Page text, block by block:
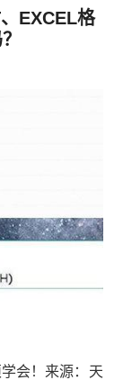
EXCEL格
会！来源：天